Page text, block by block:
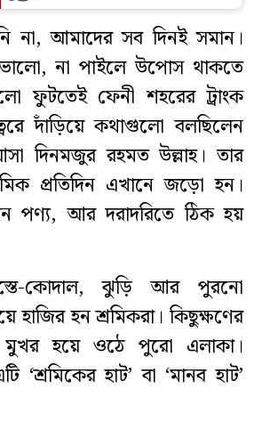
না, আমাদের সব দিনই সমান।
না পাইলে উপোস থাকতে
ফুটতেই ফেনী শহরের ট্রাংক
দাঁড়িয়ে কথাগুলো বলছিলেন
দিনমজুর রহমত উল্লাহ। তার
প্রতিদিন এখানে জড়ো হন।
পণ্য, আর দরাদরিতে ঠিক হয়
কোদাল, ঝুড়ি আর পুরনো
হাজির হন শ্রমিকরা। কিছুক্ষণের
মুখর হয়ে ওঠে পুরো এলাকা।
‘শ্রমিকের হাট’ বা ‘মানব হাট’